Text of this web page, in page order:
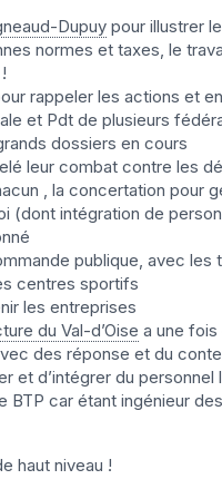
Dupuy pour illustrer
normes et taxes, le
rappeler les actions et
et Pdt de plusieurs
dossiers en cours
leur combat contre les
, la concertation pour
(dont intégration de
publique, avec
centres sportifs
les entreprises
du Val-d’Oise a une
des réponse et du
et d’intégrer du
BTP car étant ingénieur
haut niveau !